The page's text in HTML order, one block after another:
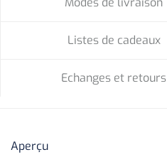
Listes de cadeaux
Echanges et retours
Aperçu